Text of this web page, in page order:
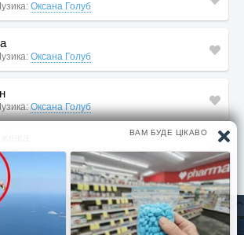
Оксана Голуб
Оксана Голуб
Оксана Голуб
Інеса Братущик/Мар'ян Гаденко/
Оксана Голуб
2020 - 2026 З будь-яких питань звертайтесь на